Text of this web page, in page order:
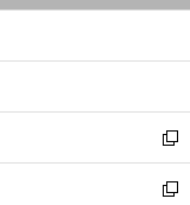
ン
ウ
開
く
新
し
い
新